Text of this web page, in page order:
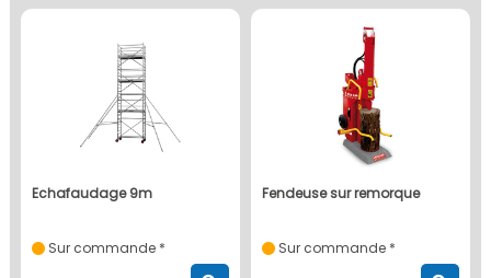
echafaudage 9m
Sur commande *
fendeuse sur remorque
Sur commande *